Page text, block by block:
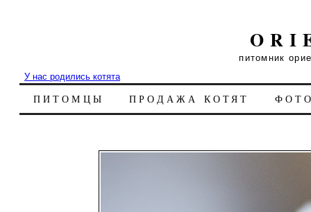
питомник
У нас родились котята
ПИТОМЦЫ ПРОДАЖА КОТЯТ